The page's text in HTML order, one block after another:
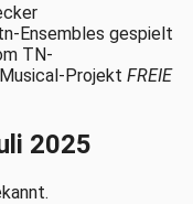
Ensembles gespielt
TN-
Projekt FREIE
2025